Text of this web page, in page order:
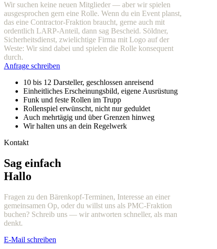
Wir suchen keine neuen Mitglieder — aber wir spielen
ausgesprochen gern eine Rolle. Wenn du ein Event planst,
das eine Contractor-Fraktion braucht, gerne auch mit
ordentlich LARP-Anteil, dann sag Bescheid. Söldner,
Sicherheitsdienst, zwielichtige Firma mit Logo auf der
Weste: Wir sind dabei und spielen die Rolle konsequent
durch.
Anfrage schreiben
10 bis 12 Darsteller, geschlossen anreisend
Einheitliches Erscheinungsbild, eigene Ausrüstung
Funk und feste Rollen im Trupp
Rollenspiel erwünscht, nicht nur geduldet
Auch mehrtägig und über Grenzen hinweg
Wir halten uns an dein Regelwerk
Kontakt
Sag einfach
Hallo
Fragen zu den Bärenkopf-Terminen, Interesse an einer
gemeinsamen Op, oder du willst uns als PMC-Fraktion
buchen? Schreib uns — wir antworten schneller, als man
denkt.
E-Mail schreiben